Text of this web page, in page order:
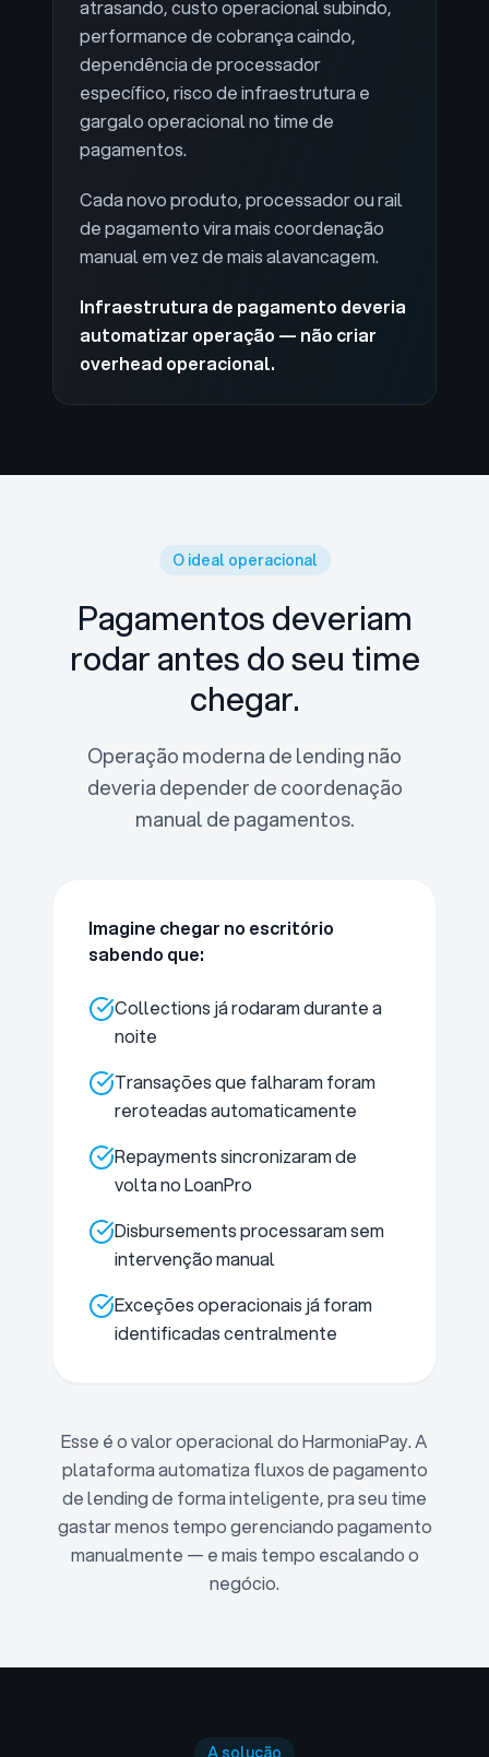
atrasando, custo operacional subindo,
performance de cobrança caindo,
dependência de processador
específico, risco de infraestrutura e
gargalo operacional no time de
pagamentos.
Cada novo produto, processador ou rail
de pagamento vira mais coordenação
manual em vez de mais alavancagem.
Infraestrutura de pagamento deveria
automatizar operação — não criar
overhead operacional.
O ideal operacional
Pagamentos deveriam
rodarantes do seu time
chegar.
Operação moderna de lending não
deveria depender de coordenação
manual de pagamentos.
Imagine chegar no escritório
sabendo que:
Collections já rodaram durante a
noite
Transações que falharam foram
reroteadas automaticamente
Repayments sincronizaram de
volta no LoanPro
Disbursements processaram sem
intervenção manual
Exceções operacionais já foram
identificadas centralmente
Esse é o valor operacional do HarmoniaPay. A
plataforma automatiza fluxos de pagamento
de lending de forma inteligente, pra seu time
gastar menos tempo gerenciando pagamento
manualmente — e mais tempo escalando o
negócio.
A solução